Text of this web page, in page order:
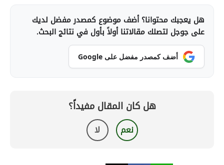
هل يعجبك محتوانا؟ أضف موضوع كمصدر مفضل لديك
على جوجل لتصلك مقالاتنا أولاً بأول في نتائج البحث.
أضف كمصدر مفضل على Google
هل كان المقال مفيداً؟
نعم لا